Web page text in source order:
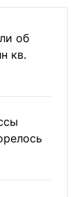
об
кв.